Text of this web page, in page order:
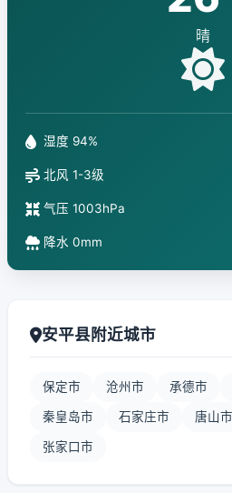
晴
湿度 94%
北风 1-3级
气压 1003hPa
降水 0mm
安平县附近城市
保定市 沧州市 承德市
秦皇岛市 石家庄市 唐山市
张家口市